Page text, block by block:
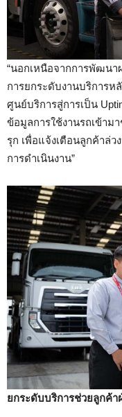
“นอกเหนือจากการพัฒน
การยกระดับงานบริการห
ศูนย์บริการสู่การเป็น
ข้อมูลการใช้งานรถเข้าม
รุก เพื่อแจ้งเตือนลูกค้าล่
การดำเนินงาน”
ยกระดับบริการช่วยลูกค้